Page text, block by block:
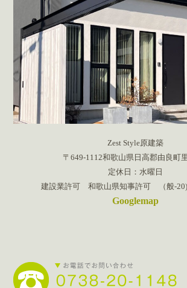
Zest Style原建築
〒649-1112和歌山県日高郡由良町
定休日：水曜日
建設業許可 和歌山県知事許可 （般-20)
Googlemap